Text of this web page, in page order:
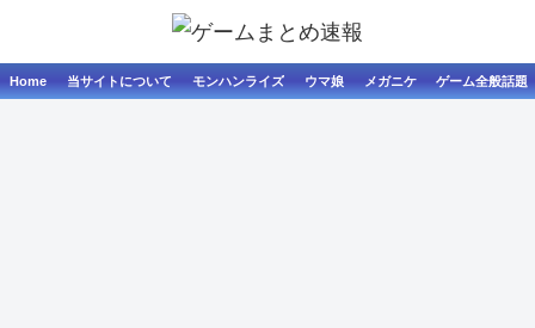
Home 当サイトについて モンハンライズ ウマ娘 メガニケ ゲーム全般話題